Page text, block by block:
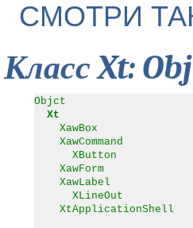
СМОТРИ
Класс Xt:
Objct
Xt
XawBox
XawCommand
XButton
XawForm
XawLabel
XLineOut
XtApplicationShell